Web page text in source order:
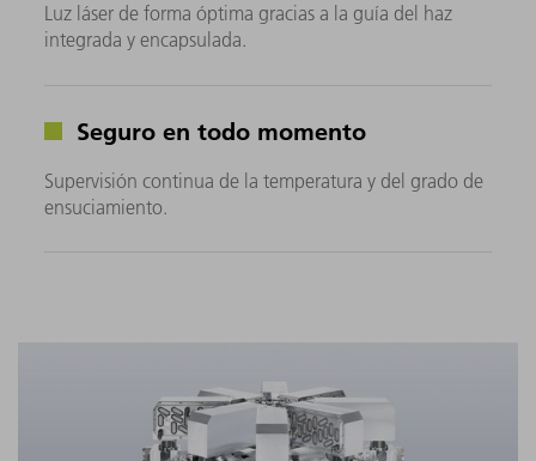
Luz láser de forma óptima gracias a la guía del haz
integrada y encapsulada.
Seguro en todo momento
Supervisión continua de la temperatura y del grado de
ensuciamiento.